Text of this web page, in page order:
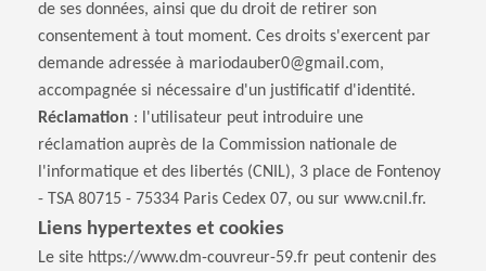
de ses données, ainsi que du droit de retirer son
consentement à tout moment. Ces droits s'exercent par
demande adressée à mariodauber0@gmail.com,
accompagnée si nécessaire d'un justificatif d'identité.
Réclamation : l'utilisateur peut introduire une
réclamation auprès de la Commission nationale de
l'informatique et des libertés (CNIL), 3 place de Fontenoy
- TSA 80715 - 75334 Paris Cedex 07, ou sur www.cnil.fr.
Liens hypertextes et cookies
Le site https://www.dm-couvreur-59.fr peut contenir des